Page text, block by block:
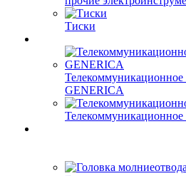
Тиски
Телекоммуникационное
GENERICA